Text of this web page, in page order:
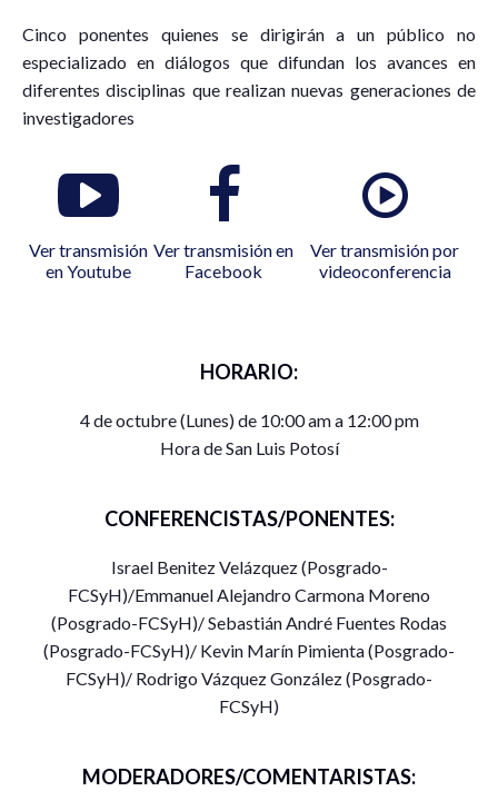
Cinco ponentes quienes se dirigirán a un público no
especializado en diálogos que difundan los avances en
diferentes disciplinas que realizan nuevas generaciones de
investigadores
Ver transmisión
en Youtube
Ver transmisión en
Facebook
Ver transmisión por
videoconferencia
HORARIO:
4 de octubre (Lunes) de 10:00 am a 12:00 pm
Hora de San Luis Potosí
CONFERENCISTAS/PONENTES:
Israel Benitez Velázquez (Posgrado-
FCSyH)/Emmanuel Alejandro Carmona Moreno
(Posgrado-FCSyH)/ Sebastián André Fuentes Rodas
(Posgrado-FCSyH)/ Kevin Marín Pimienta (Posgrado-
FCSyH)/ Rodrigo Vázquez González (Posgrado-
FCSyH)
MODERADORES/COMENTARISTAS: